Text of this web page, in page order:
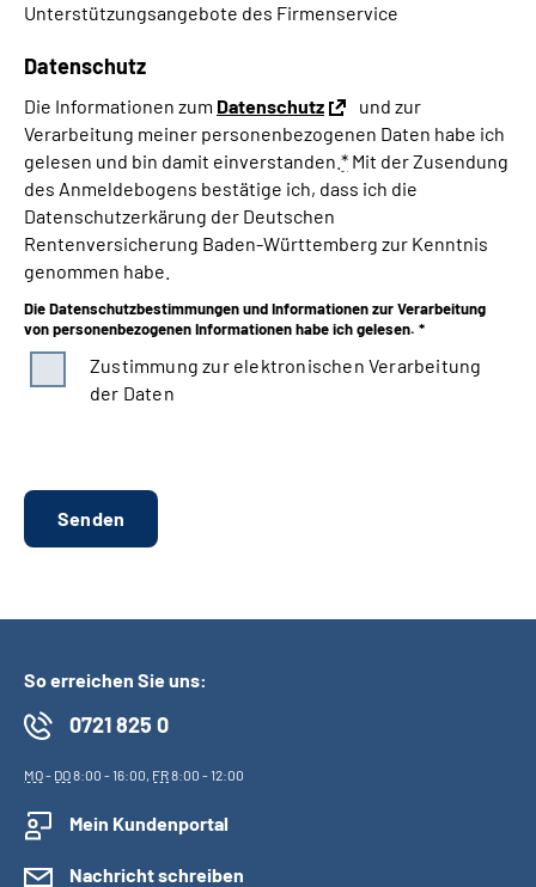
Unterstützungsangebote des Firmenservice
Datenschutz
Die Informationen zum Datenschutz
und zur
Verarbeitung meiner personenbezogenen Daten habe ich
gelesen und bin damit einverstanden. * Mit der Zusendung
des Anmeldebogens bestätige ich, dass ich die
Datenschutzerkärung der Deutschen
Rentenversicherung Baden-Württemberg zur Kenntnis
genommen habe.
Die Datenschutzbestimmungen und Informationen zur Verarbeitung
von personenbezogenen Informationen habe ich gelesen. *
Zustimmung zur elektronischen Verarbeitung
der Daten
So erreichen Sie uns:
0721 825 0
MO- DO8:00 - 16:00, FR8:00 - 12:00
Mein Kundenportal
Nachricht schreiben